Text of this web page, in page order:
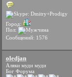
Город:
Пол:
Сообщений: 1576
oledjan
Аляки муди муди
Бог Форума